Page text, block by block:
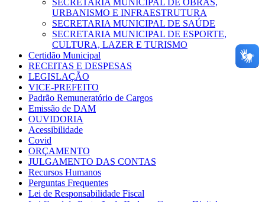
URBANISMO E INFRAESTRUTURA
SECRETARIA MUNICIPAL DE SAÚDE
SECRETARIA MUNICIPAL DE ESPORTE,
CULTURA, LAZER E TURISMO
Certidão Municipal
RECEITAS E DESPESAS
LEGISLAÇÃO
VICE-PREFEITO
Padrão Remuneratório de Cargos
Emissão de DAM
OUVIDORIA
Acessibilidade
Covid
ORÇAMENTO
JULGAMENTO DAS CONTAS
Recursos Humanos
Perguntas Frequentes
Lei de Responsabilidade Fiscal